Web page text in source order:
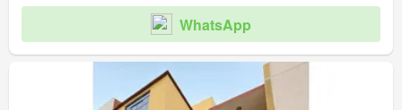
WhatsApp